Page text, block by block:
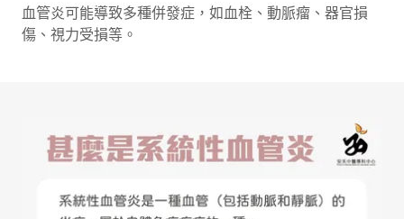
血管炎可能導致多種併發症，如血栓、動脈瘤、器官損
傷、視力受損等。